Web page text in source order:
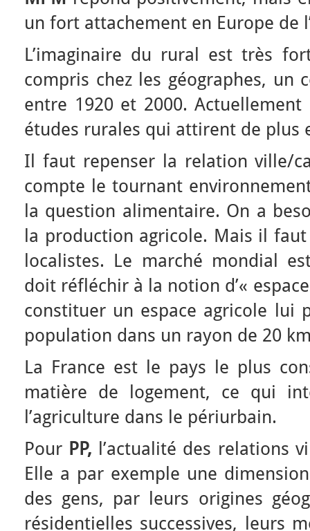
un fort attachement en Europe de
L’imaginaire du rural est très
compris chez les géographes, un
entre 1920 et 2000.
études rurales qui attirent de plus
Il faut repenser la relation ville/
compte le tournant
la question alimentaire. On a
la production agricole. Mais il
localistes. Le marché mondial
doit réfléchir à la notion d’«
constituer un espace agricole lui
population dans un rayon de 20
La France est le pays le plus
matière de logement, ce qui
l’agriculture dans le périurbain.
Pour PP, l’actualité des relations
Elle a par exemple une
des gens, par leurs origines
résidentielles successives, leurs